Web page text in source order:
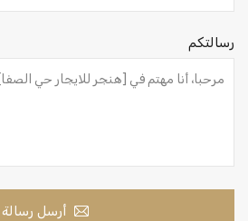
رسالتكم
أرسل رسالة